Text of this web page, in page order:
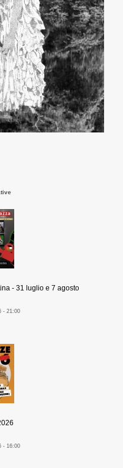
- 31 luglio e 7 agosto
- 21:00
- 16:00